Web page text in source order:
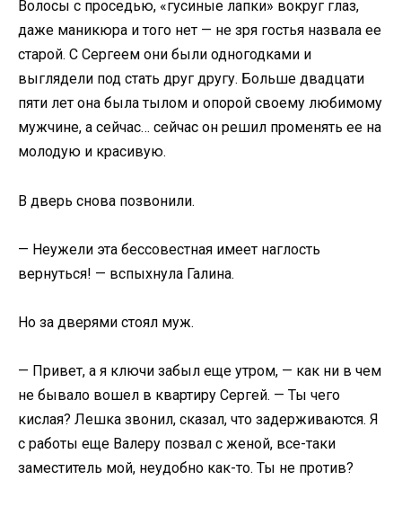
Волосы с проседью, «гусиные лапки» вокруг глаз,
даже маникюра и того нет — не зря гостья назвала ее
старой. С Сергеем они были одногодками и
выглядели под стать друг другу. Больше двадцати
пяти лет она была тылом и опорой своему любимому
мужчине, а сейчас… сейчас он решил променять ее на
молодую и красивую.
В дверь снова позвонили.
— Неужели эта бессовестная имеет наглость
вернуться! — вспыхнула Галина.
Но за дверями стоял муж.
— Привет, а я ключи забыл еще утром, — как ни в чем
не бывало вошел в квартиру Сергей. — Ты чего
кислая? Лешка звонил, сказал, что задерживаются. Я
с работы еще Валеру позвал с женой, все-таки
заместитель мой, неудобно как-то. Ты не против?